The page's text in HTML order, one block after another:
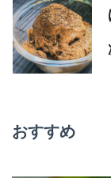
ビ
ゲ
シ
おすすめ